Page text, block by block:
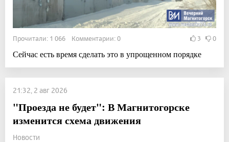
Прочитали: 1 066 Комментарии: 0 3 0
Сейчас есть время сделать это в упрощенном порядке
21:32, 2 авг 2026
"Проезда не будет": В Магнитогорске
изменится схема движения
Новости